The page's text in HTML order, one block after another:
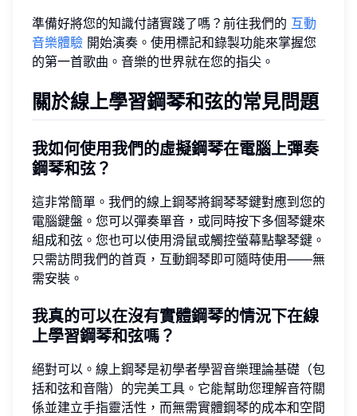
準備好將您的知識付諸實踐了嗎？前往我們的 互動
音樂體驗 開始演奏。使用標記和錄製功能來掌握您
的第一首歌曲。音樂的世界就在您的指尖。
關於線上學習鋼琴和弦的常見問題
我如何使用我們的虛擬鋼琴在電腦上彈奏
鋼琴和弦？
這非常簡單。我們的線上鋼琴將鋼琴琴鍵對應到您的
電腦鍵盤。您可以彈奏單音，或同時按下多個琴鍵來
組成和弦。您也可以使用滑鼠或觸控螢幕點擊琴鍵。
只需訪問我們的首頁，互動鋼琴即可隨時使用——無
需安裝。
我真的可以在沒有實體鋼琴的情況下在線
上學習鋼琴和弦嗎？
絕對可以。線上鋼琴是初學者學習音樂理論基礎（包
括和弦和音階）的完美工具。它能幫助您理解音符關
係並建立手指靈活性，而無需實體鋼琴的成本和空間